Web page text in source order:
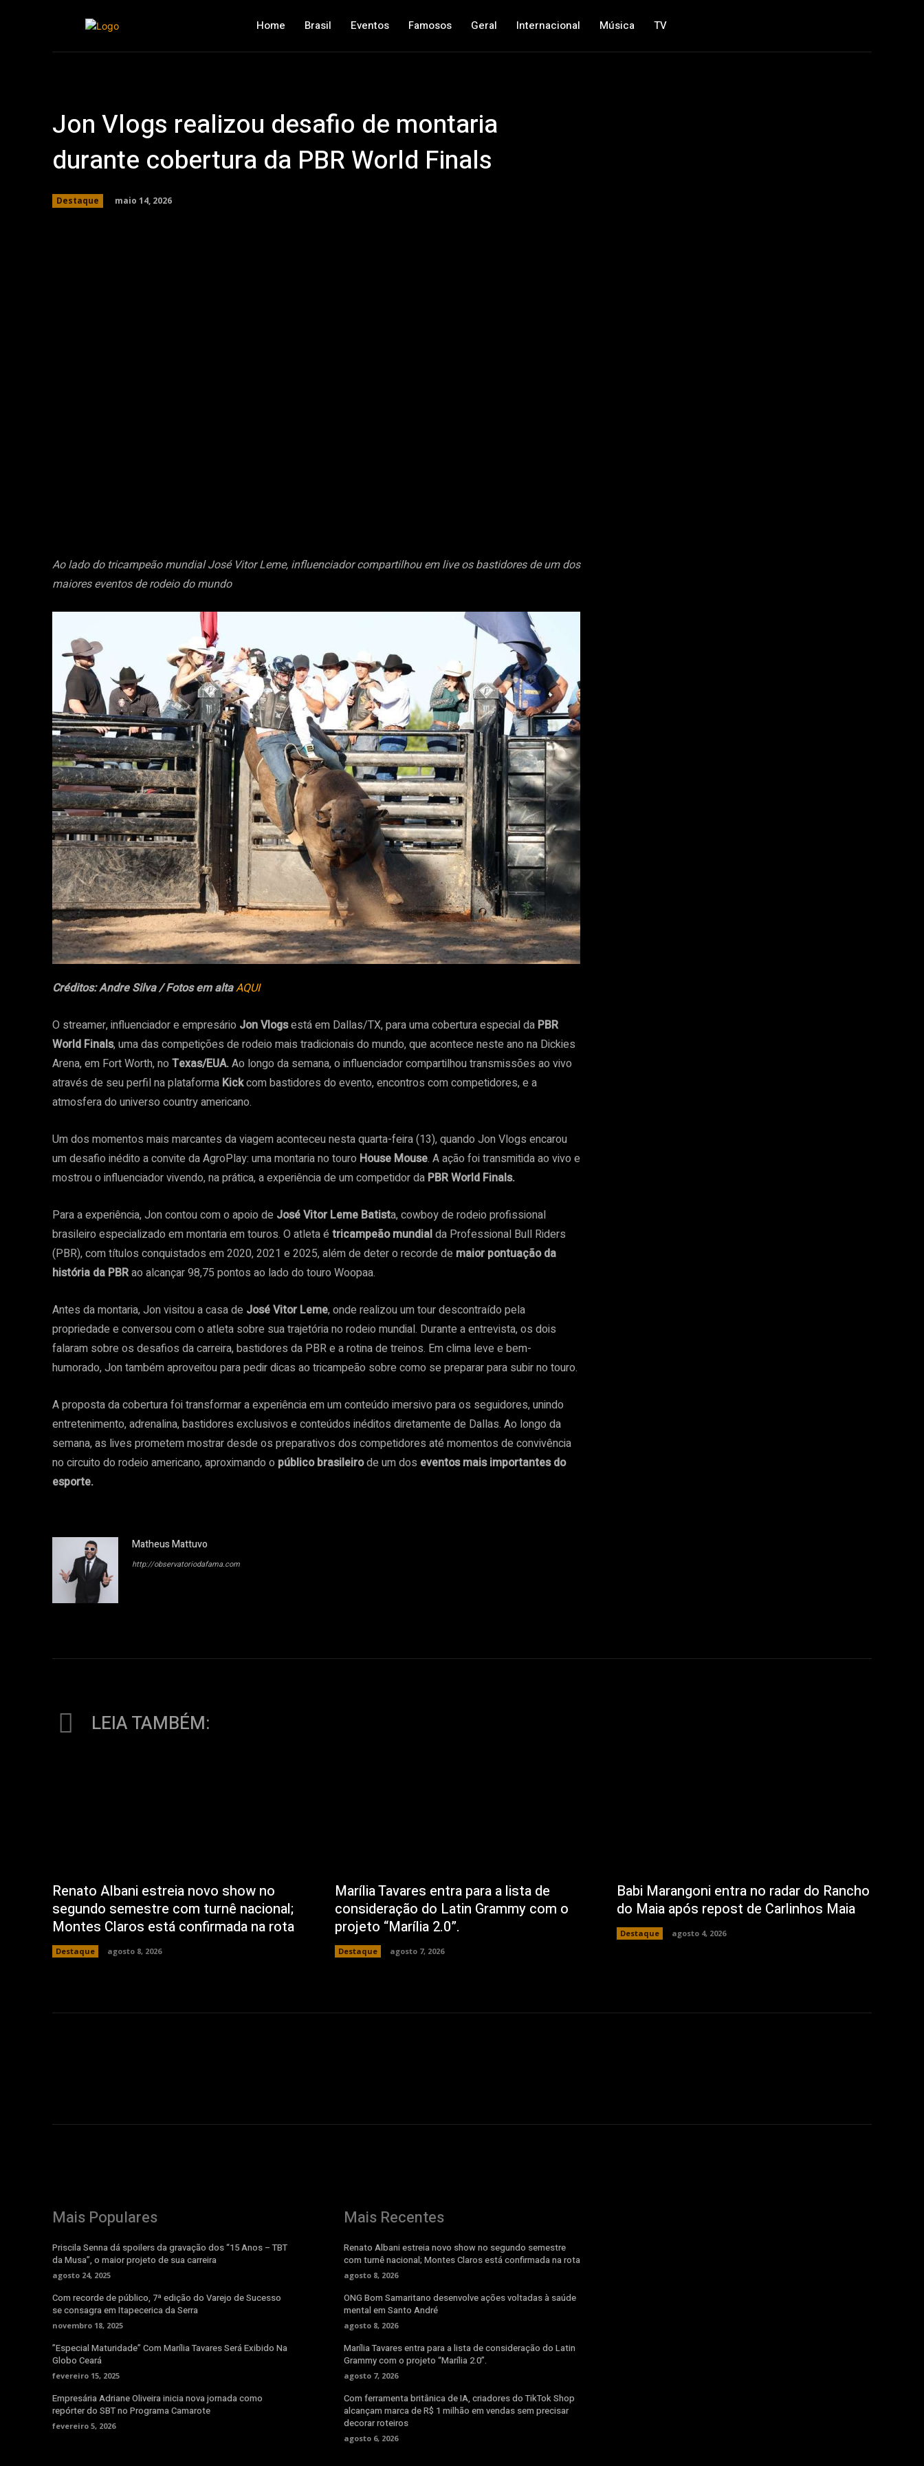
Home Brasil Eventos Famosos Geral Internacional Música TV
Jon Vlogs realizou desafio de montaria
durante cobertura da PBR World Finals
Destaque maio 14, 2026
Ao lado do tricampeão mundial José Vitor Leme, influenciador compartilhou em live os bastidores de um dos
maiores eventos de rodeio do mundo
Créditos: Andre Silva / Fotos em altaAQUI
O streamer, influenciador e empresário Jon Vlogsestá em Dallas/TX, para uma cobertura especial da PBR
World Finals, uma das competições de rodeio mais tradicionais do mundo, que acontece neste ano na Dickies
Arena, em Fort Worth, no Texas/EUA.Ao longo da semana, o influenciador compartilhou transmissões ao vivo
através de seu perfil na plataforma Kickcom bastidores do evento, encontros com competidores, e a
atmosfera do universo country americano.
Um dos momentos mais marcantes da viagem aconteceu nesta quarta-feira (13), quando Jon Vlogs encarou
um desafio inédito a convite da AgroPlay: uma montaria no touro House Mouse. A ação foi transmitida ao vivo e
mostrou o influenciador vivendo, na prática, a experiência de um competidor da PBR World Finals.
Para a experiência, Jon contou com o apoio de José Vitor Leme Batista, cowboy de rodeio profissional
brasileiro especializado em montaria em touros. O atleta é tricampeão mundialda Professional Bull Riders
(PBR), com títulos conquistados em 2020, 2021 e 2025, além de deter o recorde de maior pontuação da
história da PBRao alcançar 98,75 pontos ao lado do touro Woopaa.
Antes da montaria, Jon visitou a casa de José Vitor Leme, onde realizou um tour descontraído pela
propriedade e conversou com o atleta sobre sua trajetória no rodeio mundial. Durante a entrevista, os dois
falaram sobre os desafios da carreira, bastidores da PBR e a rotina de treinos. Em clima leve e bem-
humorado, Jon também aproveitou para pedir dicas ao tricampeão sobre como se preparar para subir no touro.
A proposta da cobertura foi transformar a experiência em um conteúdo imersivo para os seguidores, unindo
entretenimento, adrenalina, bastidores exclusivos e conteúdos inéditos diretamente de Dallas. Ao longo da
semana, as lives prometem mostrar desde os preparativos dos competidores até momentos de convivência
no circuito do rodeio americano, aproximando o público brasileirode um dos eventos mais importantes do
esporte.
Matheus Mattuvo
http://observatoriodafama.com
LEIA TAMBÉM:
Renato Albani estreia novo show no
segundo semestre com turnê nacional;
Montes Claros está confirmada na rota
Destaque agosto 8, 2026
Marília Tavares entra para a lista de
consideração do Latin Grammy com o
projeto “Marília 2.0”.
Destaque agosto 7, 2026
Babi Marangoni entra no radar do Rancho
do Maia após repost de Carlinhos Maia
Destaque agosto 4, 2026
Mais Populares
Priscila Senna dá spoilers da gravação dos “15 Anos – TBT
da Musa”, o maior projeto de sua carreira
agosto 24, 2025
Com recorde de público, 7ª edição do Varejo de Sucesso
se consagra em Itapecerica da Serra
novembro 18, 2025
”Especial Maturidade” Com Marília Tavares Será Exibido Na
Globo Ceará
fevereiro 15, 2025
Empresária Adriane Oliveira inicia nova jornada como
repórter do SBT no Programa Camarote
fevereiro 5, 2026
Mais Recentes
Renato Albani estreia novo show no segundo semestre
com turnê nacional; Montes Claros está confirmada na rota
agosto 8, 2026
ONG Bom Samaritano desenvolve ações voltadas à saúde
mental em Santo André
agosto 8, 2026
Marília Tavares entra para a lista de consideração do Latin
Grammy com o projeto “Marília 2.0”.
agosto 7, 2026
Com ferramenta britânica de IA, criadores do TikTok Shop
alcançam marca de R$ 1 milhão em vendas sem precisar
decorar roteiros
agosto 6, 2026